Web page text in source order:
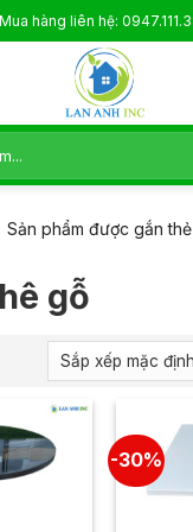
Mua hàng liên hệ:
Sản phẩm được gắn
gỗ
-30%